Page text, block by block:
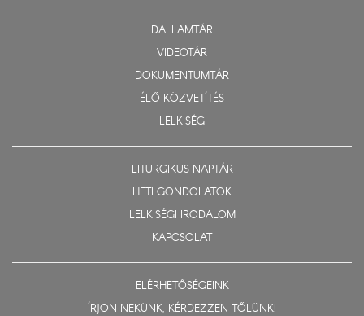
DALLAMTÁR
VIDEOTÁR
DOKUMENTUMTÁR
ÉLŐ KÖZVETÍTÉS
LELKISÉG
LITURGIKUS NAPTÁR
HETI GONDOLATOK
LELKISÉGI IRODALOM
KAPCSOLAT
ELÉRHETŐSÉGEINK
ÍRJON NEKÜNK, KÉRDEZZEN TŐLÜNK!